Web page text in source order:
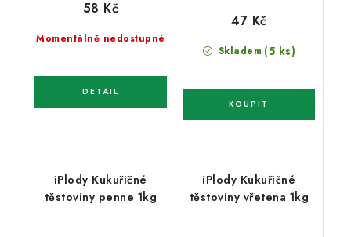
Momentálně nedostupné
58 Kč
Skladem (5 ks)
47 Kč
iPlody Kukuřičné
těstoviny penne 1kg
iPlody Kukuřičné
těstoviny vřetena 1kg